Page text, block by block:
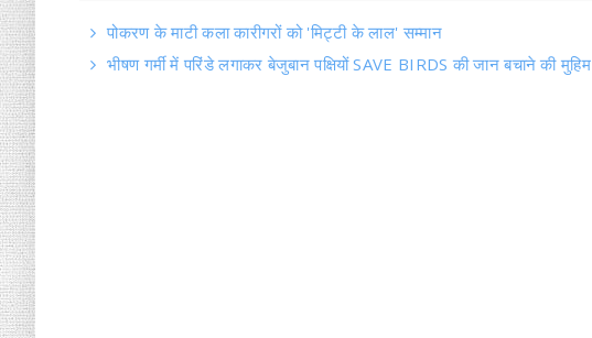
पोकरण के माटी कला कारीगरों को 'मिट्टी के लाल' सम्मान
भीषण गर्मी में परिंडे लगाकर बेजुबान पक्षियों SAVE BIRDS की जान बचाने की मुहिम